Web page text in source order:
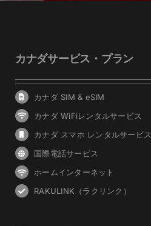
カナダサービス・プラン
カナダ SIM & eSIM
カナダ WiFiレンタルサービス
カナダ スマホ レンタルサービス
国際電話サービス
ホームインターネット
RAKULINK（ラクリンク）